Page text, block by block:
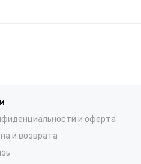
и оферта
и возврата